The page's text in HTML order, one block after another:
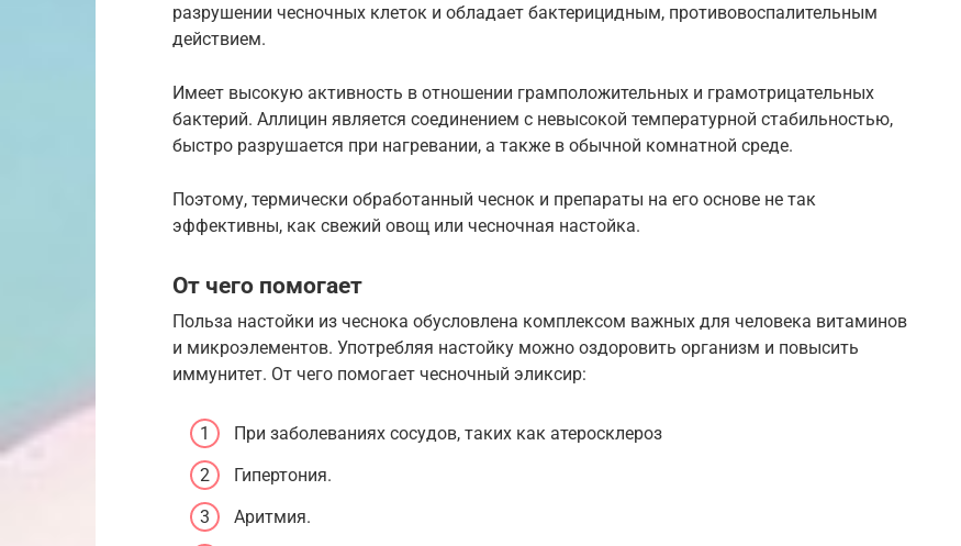
разрушении чесночных клеток и обладает бактерицидным, противовоспалительным
действием.
Имеет высокую активность в отношении грамположительных и грамотрицательных
бактерий. Аллицин является соединением с невысокой температурной стабильностью,
быстро разрушается при нагревании, а также в обычной комнатной среде.
Поэтому, термически обработанный чеснок и препараты на его основе не так
эффективны, как свежий овощ или чесночная настойка.
От чего помогает
Польза настойки из чеснока обусловлена комплексом важных для человека витаминов
и микроэлементов. Употребляя настойку можно оздоровить организм и повысить
иммунитет. От чего помогает чесночный эликсир:
При заболеваниях сосудов, таких как атеросклероз
Гипертония.
Аритмия.